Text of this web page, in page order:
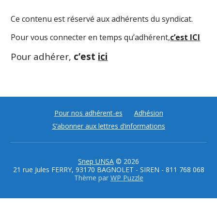
Ce contenu est réservé aux adhérents du syndicat.
Pour vous connecter en temps qu’adhérent,c’est ICI
Pour adhérer, c’est ici
Pour nos adhérent-es
Adhésion
S’abonner aux lettres d’informations
Snep UNSA © 2026
21 rue Jules FERRY, 93170 BAGNOLET - SIREN - 811 768 068
Thème par WP Puzzle